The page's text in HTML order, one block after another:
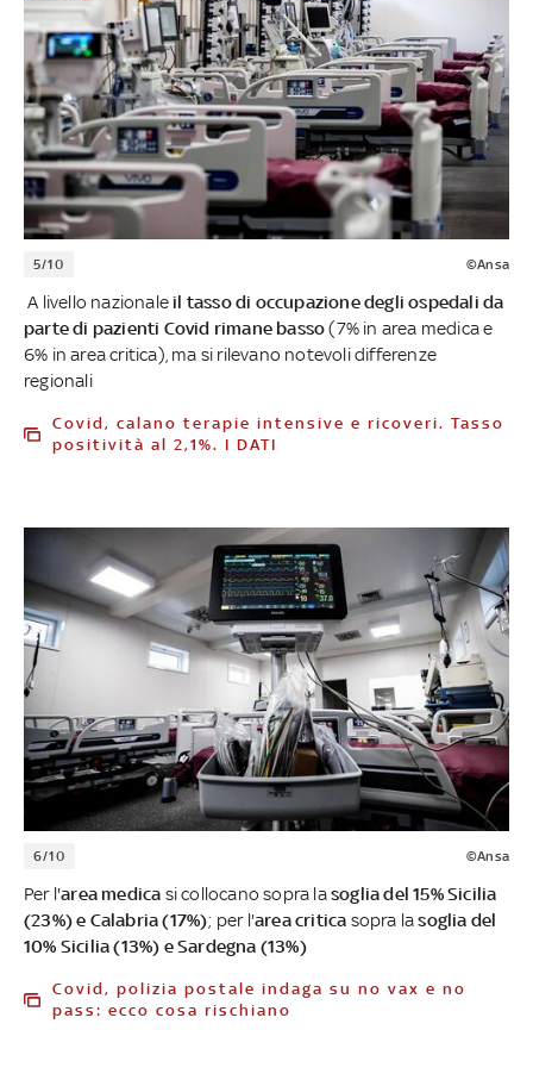
5/10 ©Ansa
A livello nazionale il tasso di occupazione degli ospedali da
parte di pazienti Covid rimane basso(7% in area medica e
6% in area critica), ma si rilevano notevoli differenze
regionali
Covid, calano terapie intensive e ricoveri. Tasso
positività al 2,1%. I DATI
6/10 ©Ansa
Per l'area medica si collocano sopra lasoglia del 15% Sicilia
(23%) e Calabria (17%); per l'area critica sopra lasoglia del
10% Sicilia (13%) e Sardegna (13%)
Covid, polizia postale indaga su no vax e no
pass: ecco cosa rischiano